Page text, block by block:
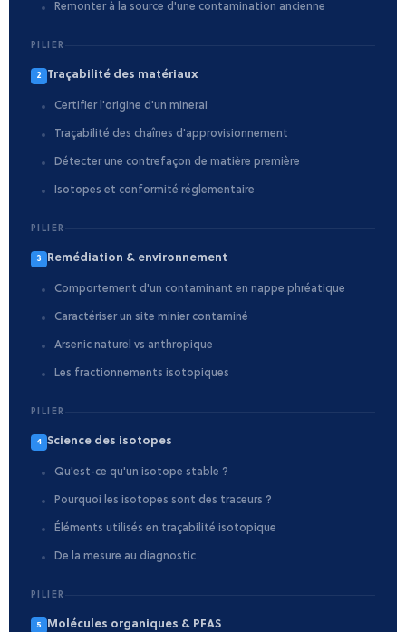
Remonter à la source d'une contamination ancienne
PILIER
2 Traçabilité des matériaux
Certifier l'origine d'un minerai
Traçabilité des chaînes d'approvisionnement
Détecter une contrefaçon de matière première
Isotopes et conformité réglementaire
PILIER
3 Remédiation & environnement
Comportement d'un contaminant en nappe phréatique
Caractériser un site minier contaminé
Arsenic naturel vs anthropique
Les fractionnements isotopiques
PILIER
4 Science des isotopes
Qu'est-ce qu'un isotope stable ?
Pourquoi les isotopes sont des traceurs ?
Éléments utilisés en traçabilité isotopique
De la mesure au diagnostic
PILIER
5 Molécules organiques & PFAS